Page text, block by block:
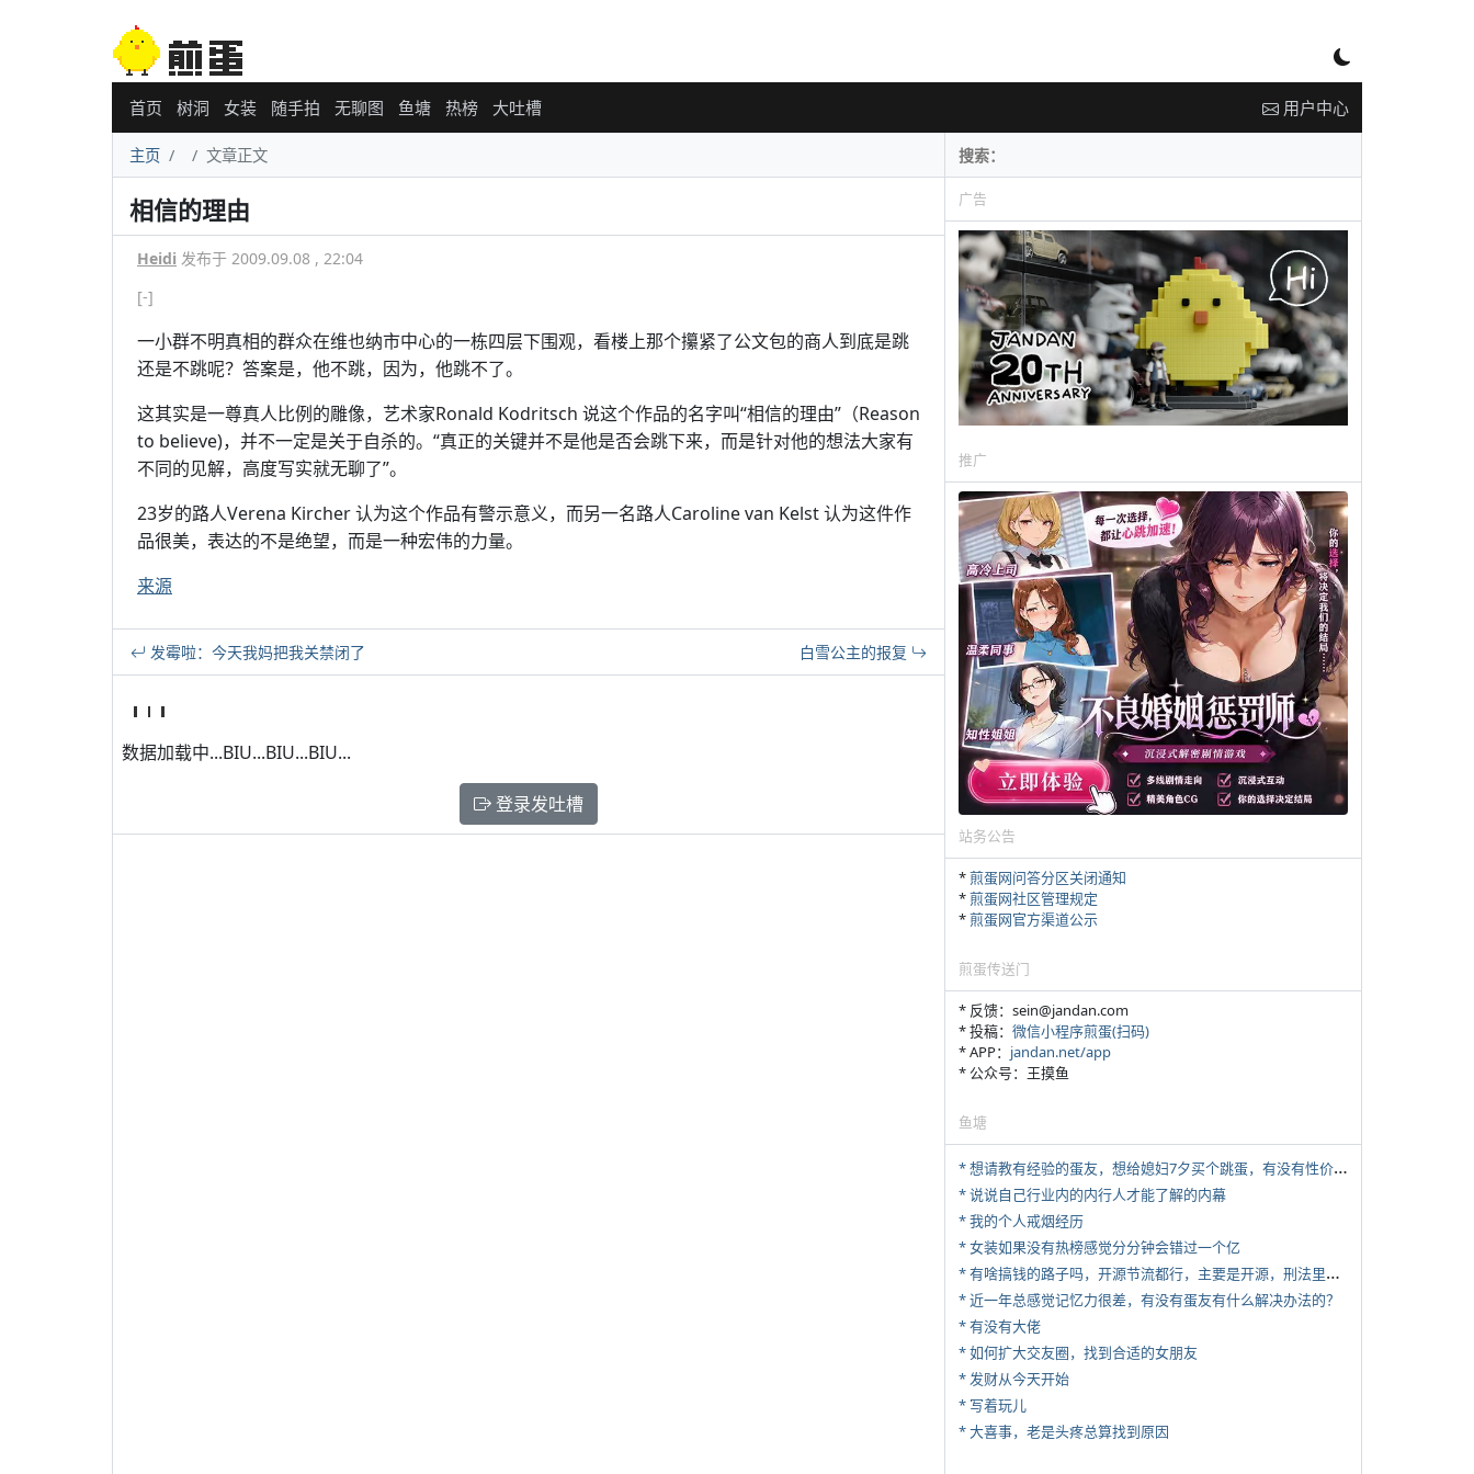
首页 树洞 女装 随手拍 无聊图 鱼塘 热榜 大吐槽 用户中心
主页 文章正文
相信的理由
Heidi 发布于 2009.09.08 , 22:04
[-]
一小群不明真相的群众在维也纳市中心的一栋四层下围观，看楼上那个攥紧了公文包的商人到底是跳
还是不跳呢？答案是，他不跳，因为，他跳不了。
这其实是一尊真人比例的雕像，艺术家Ronald Kodritsch 说这个作品的名字叫“相信的理由”（Reason
to believe)，并不一定是关于自杀的。“真正的关键并不是他是否会跳下来，而是针对他的想法大家有
不同的见解，高度写实就无聊了”。
23岁的路人Verena Kircher 认为这个作品有警示意义，而另一名路人Caroline van Kelst 认为这件作
品很美，表达的不是绝望，而是一种宏伟的力量。
来源
发霉啦：今天我妈把我关禁闭了 白雪公主的报复
数据加载中...BIU...BIU...BIU...
登录发吐槽
广告
推广
站务公告
*煎蛋网问答分区关闭通知
*煎蛋网社区管理规定
*煎蛋网官方渠道公示
煎蛋传送门
* 反馈：sein@jandan.com
* 投稿： 微信小程序煎蛋(扫码)
* APP： jandan.net/app
* 公众号：王摸鱼
鱼塘
*
想请教有经验的蛋友，想给媳妇7夕买个跳蛋，有没有性价比高的推荐
* 说说自己行业内的内行人才能了解的内幕
* 我的个人戒烟经历
* 女装如果没有热榜感觉分分钟会错过一个亿
*
有啥搞钱的路子吗，开源节流都行，主要是开源，刑法里的咱不做
* 近一年总感觉记忆力很差，有没有蛋友有什么解决办法的？
* 有没有大佬
* 如何扩大交友圈，找到合适的女朋友
* 发财从今天开始
* 写着玩儿
* 大喜事，老是头疼总算找到原因